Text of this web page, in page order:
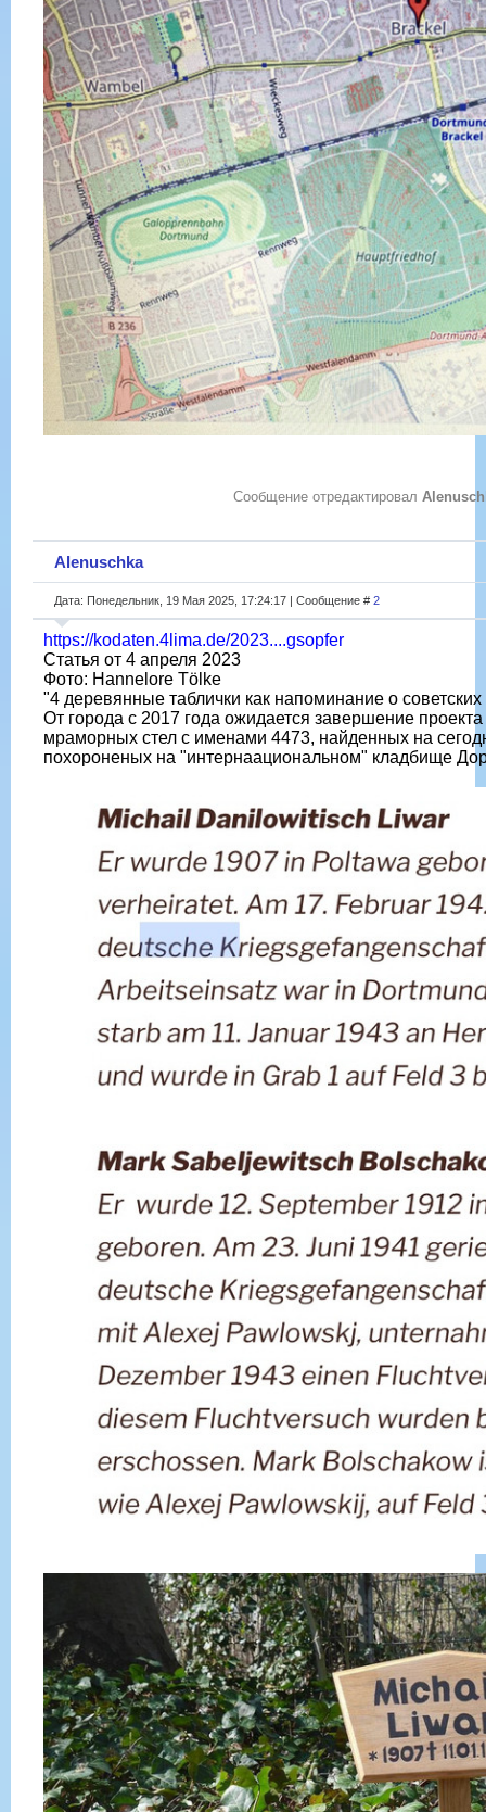
Сообщение отредактировал
Alenuschka
Дата: Понедельник, 19 Мая 2025, 17:24:17 | Сообщение # 2
https://kodaten.4lima.de/2023....gsopfer
Статья от 4 апреля 2023
Фото: Hannelore Tölke
"4 деревянные таблички как напоминание о
От города с 2017 года ожидается завершение
мраморных стел с именами 4473, найденных на
похороненых на "интернаациональном" кладбище